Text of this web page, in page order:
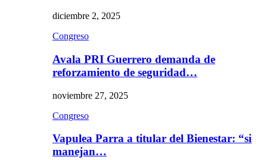
diciembre 2, 2025
Congreso
Avala PRI Guerrero demanda de
reforzamiento de seguridad…
noviembre 27, 2025
Congreso
Vapulea Parra a titular del Bienestar: “si
manejan…